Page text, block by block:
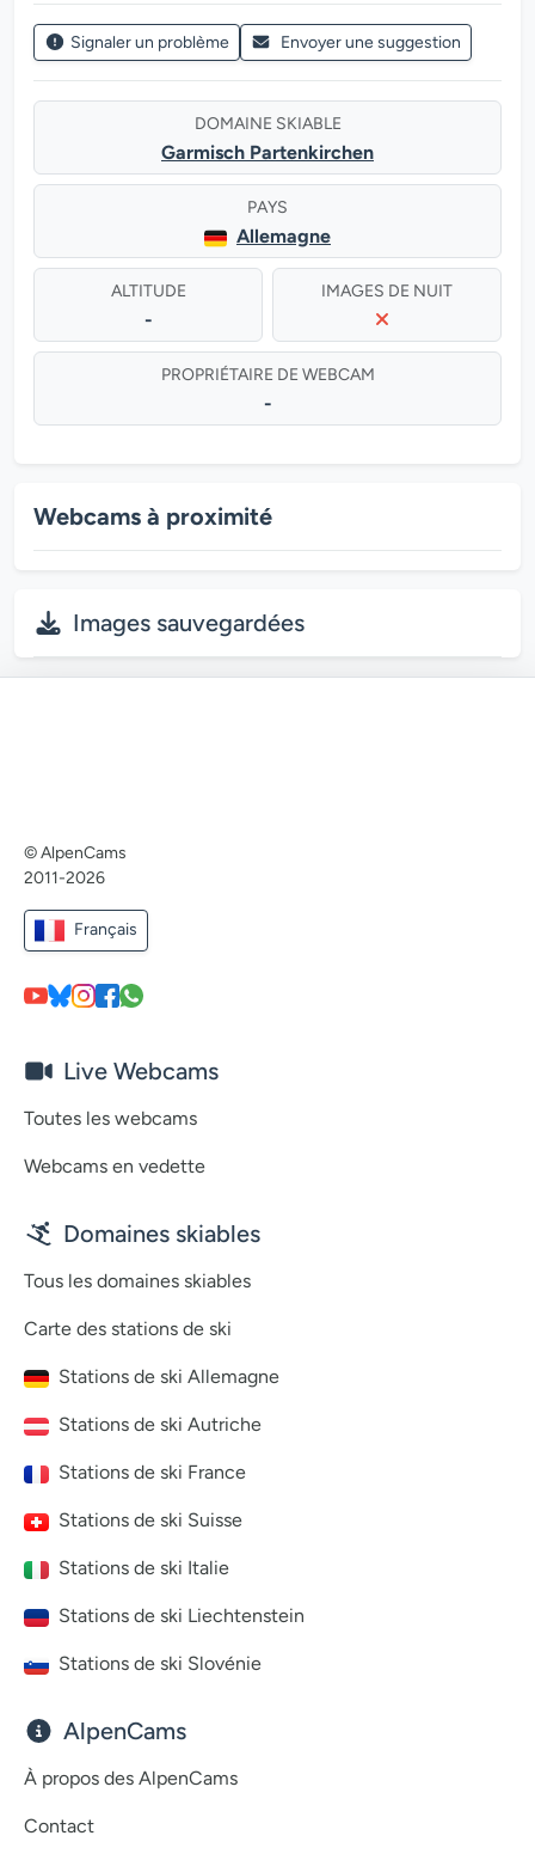
Signaler un problème Envoyer une suggestion
DOMAINE SKIABLE
Garmisch Partenkirchen
PAYS
Allemagne
ALTITUDE
-
IMAGES DE NUIT
PROPRIÉTAIRE DE WEBCAM
-
Webcams à proximité
Images sauvegardées
© AlpenCams
2011-2026
Français
Live Webcams
Toutes les webcams
Webcams en vedette
Domaines skiables
Tous les domaines skiables
Carte des stations de ski
Stations de ski Allemagne
Stations de ski Autriche
Stations de ski France
Stations de ski Suisse
Stations de ski Italie
Stations de ski Liechtenstein
Stations de ski Slovénie
AlpenCams
À propos des AlpenCams
Contact